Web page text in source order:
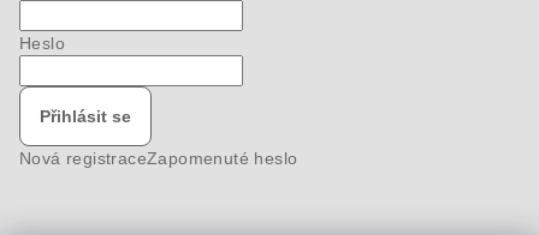
Heslo
Přihlásit se
Nová registraceZapomenuté heslo